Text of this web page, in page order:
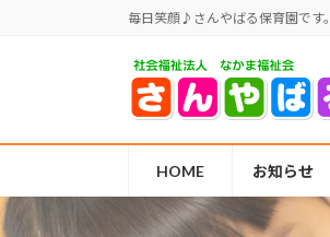
へ
キ
ッ
ョ
に
移
毎日笑顔♪さんやばる保育園です。
HOME お知らせ